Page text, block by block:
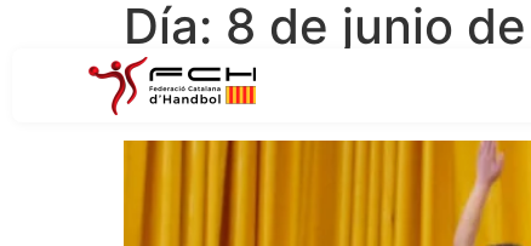
Día: 8 de junio
Tot a punt per la